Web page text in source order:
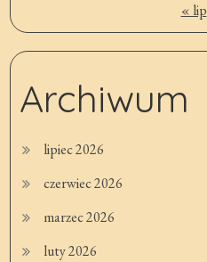
« lip
Archiwum
lipiec 2026
czerwiec 2026
marzec 2026
luty 2026